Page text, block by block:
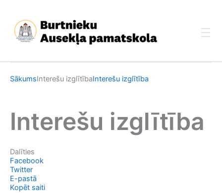
content
SākumsInterešu izglītībaInterešu izglītība
Interešu izglītība
Dalīties
Facebook
Twitter
E-pastā
Kopēt saiti